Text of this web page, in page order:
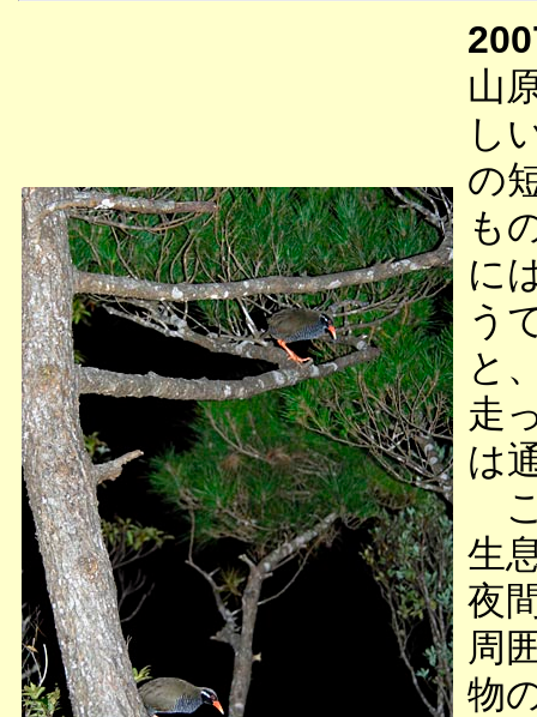
山
し
の
も
に
う
と
走
は
生
夜
周
物